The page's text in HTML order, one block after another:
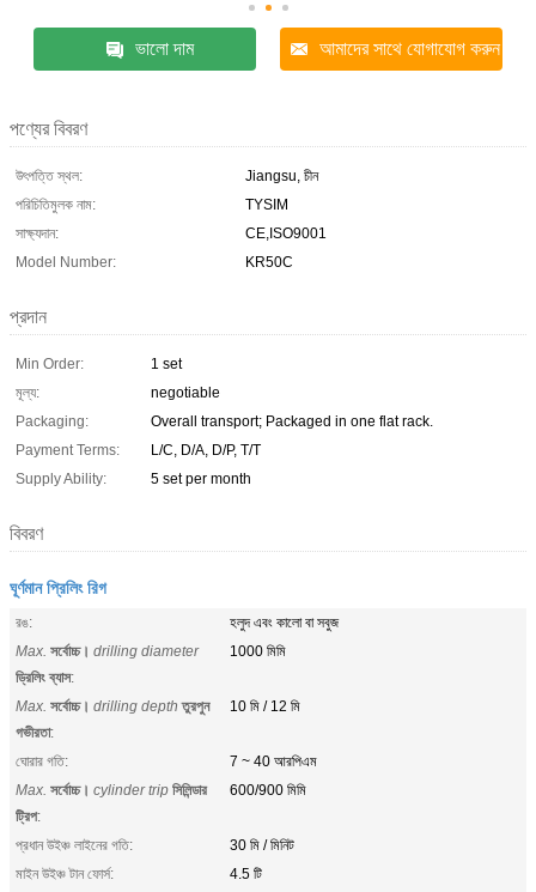
ভালো দাম আমাদের সাথে যোগাযোগ করুন
পণ্যের বিবরণ
উৎপত্তি স্থল:
Jiangsu, চীন
পরিচিতিমুলক নাম:
TYSIM
সাক্ষ্যদান:
CE,ISO9001
Model Number:
KR50C
প্রদান
Min Order:
1 set
মূল্য:
negotiable
Packaging:
Overall transport; Packaged in one flat rack.
Payment Terms:
L/C, D/A, D/P, T/T
Supply Ability:
5 set per month
বিবরণ
ঘূর্ণমান প্রিলিং রিগ
রঙ:
হলুদ এবং কালো বা সবুজ
Max. সর্বোচ্চ। drilling diameter
ড্রিলিং ব্যাস:
1000 মিমি
Max. সর্বোচ্চ। drilling depth তুরপুন
গভীরতা:
10 মি / 12 মি
ঘোরার গতি:
7 ~ 40 আরপিএম
Max. সর্বোচ্চ। cylinder trip সিলিন্ডার
ট্রিপ:
600/900 মিমি
প্রধান উইঞ্চ লাইনের গতি:
30 মি / মিনিট
মাইন উইঞ্চ টান ফোর্স:
4.5 টি